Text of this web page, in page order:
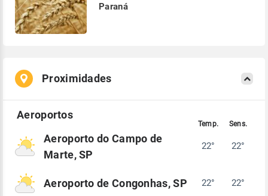
Paraná
Proximidades
Aeroporto do Campo de
Marte, SP
22° 22°
Aeroporto de Congonhas, SP 22° 22°